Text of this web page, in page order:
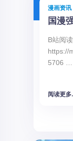
漫画资讯
国漫
B站阅
https://
5706 …
阅读更多